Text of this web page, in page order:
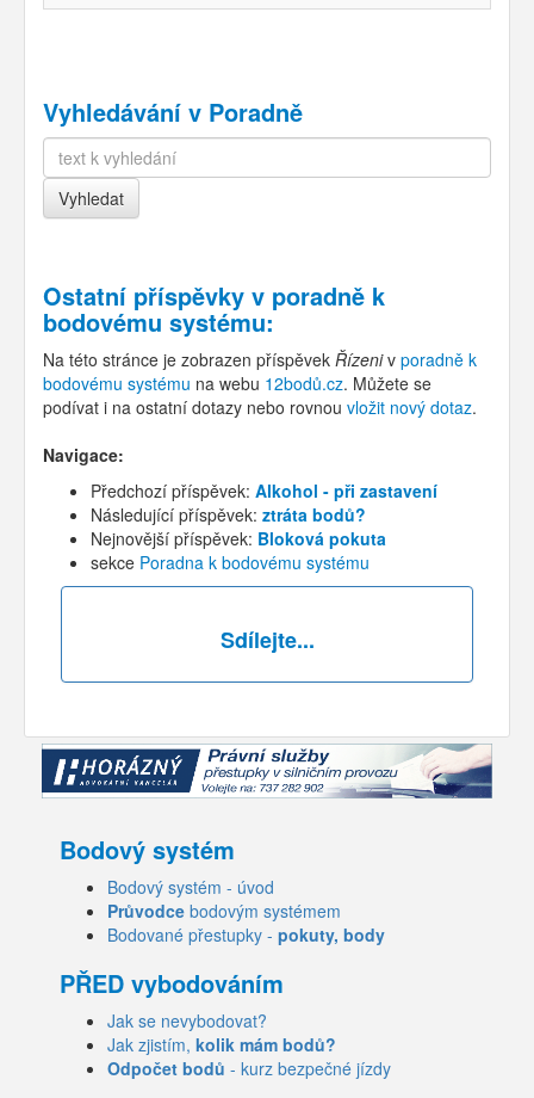
Vyhledávání v Poradně
Ostatní příspěvky v poradně k
bodovému systému:
Na této stránce je zobrazen příspěvek Řízeniv poradně k
bodovému systému na webu 12bodů.cz. Můžete se
podívat i na ostatní dotazy nebo rovnou vložit nový dotaz.
Navigace:
Předchozí příspěvek: Alkohol - při zastavení
Následující příspěvek: ztráta bodů?
Nejnovější příspěvek: Bloková pokuta
sekce Poradna k bodovému systému
Sdílejte...
Bodový systém
Bodový systém - úvod
Průvodce bodovým systémem
Bodované přestupky - pokuty, body
PŘED vybodováním
Jak se nevybodovat?
Jak zjistím, kolik mám bodů?
Odpočet bodů - kurz bezpečné jízdy